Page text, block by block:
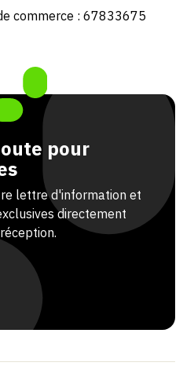
commerce : 67833675
pour
lettre d'information et
directement